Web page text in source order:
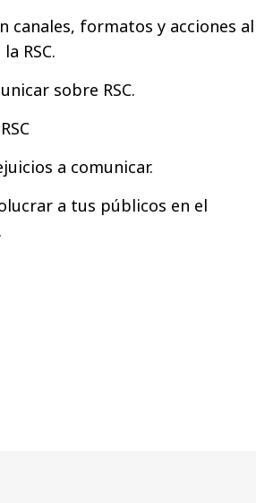
canales, formatos y acciones al
RSC.
sobre RSC.
a comunicar.
a tus públicos en el